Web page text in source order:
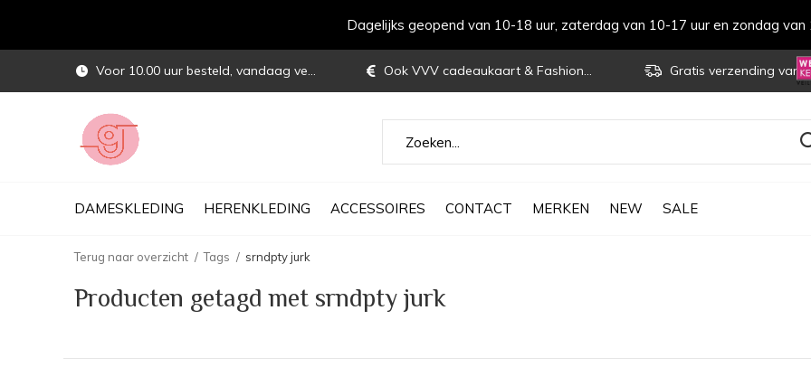
DAMESKLEDING HERENKLEDING ACCESSOIRES CONTACT MERKEN NEW SALE
Voor 10.00 uur besteld, vandaag verstuurd Ook VVV cadeaukaart & Fashioncheque Gratis verzending vanaf €
Dagelijks geopend van 10-18 uur, zaterdag van 10-17 uur en zondag van
Terug naar overzicht Tags srndpty jurk
Producten getagd met srndpty jurk